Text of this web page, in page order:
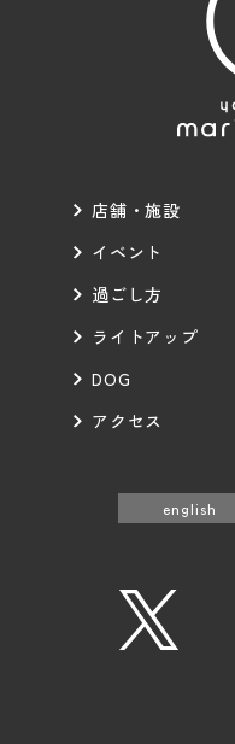
店舗・施設
イベント
過ごし方
ライトアップ
DOG
アクセス
english